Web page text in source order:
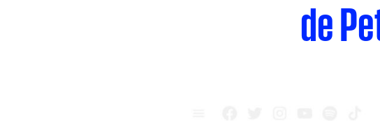
de